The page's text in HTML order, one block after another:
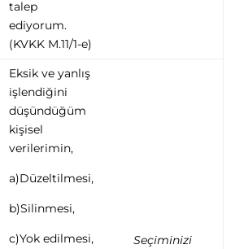
talep
ediyorum.
(KVKK M.11/1-e)
Eksik ve yanlış
işlendiğini
düşündüğüm
kişisel
verilerimin,
a)Düzeltilmesi,
b)Silinmesi,
c)Yok edilmesi,
Seçiminizi